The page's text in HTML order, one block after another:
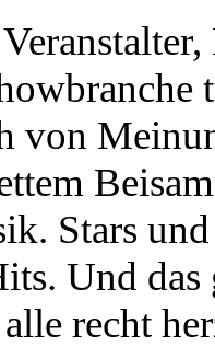
von
Stars und
Und
recht